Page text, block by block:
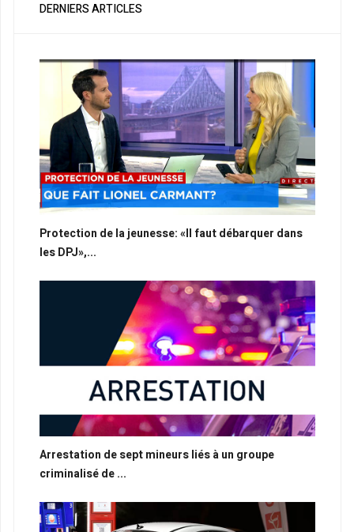
DERNIERS ARTICLES
Protection de la jeunesse: «Il faut débarquer dans
les DPJ»,...
Arrestation de sept mineurs liés à un groupe
criminalisé de ...